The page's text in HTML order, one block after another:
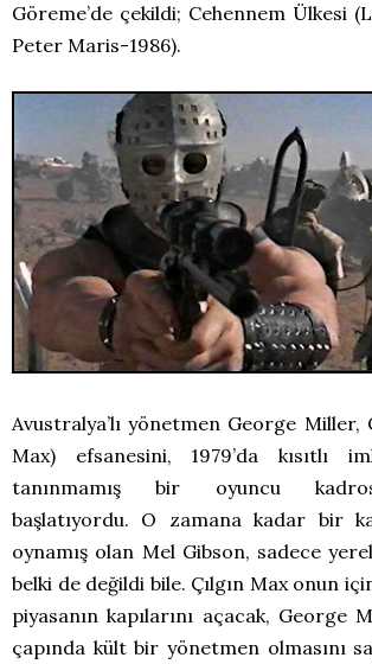
Göreme’de çekildi; Cehennem Ülkesi
Peter Maris-1986).
Avustralya’lı yönetmen George Miller,
Max) efsanesini, 1979’da kısıtlı
tanınmamış bir oyuncu
başlatıyordu. O zamana kadar bir
oynamış olan Mel Gibson, sadece
belki de değildi bile. Çılgın Max onun
piyasanın kapılarını açacak, George
çapında kült bir yönetmen olmasını